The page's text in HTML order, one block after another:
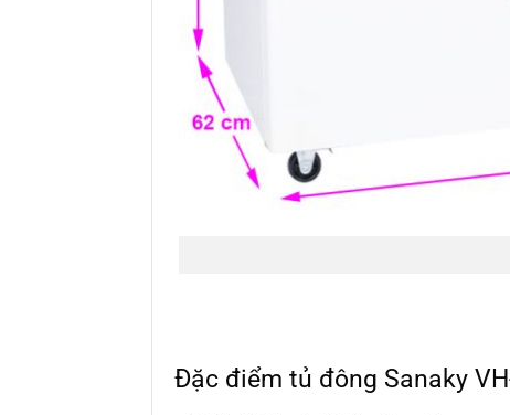
Đặc điểm tủ đông Sanaky